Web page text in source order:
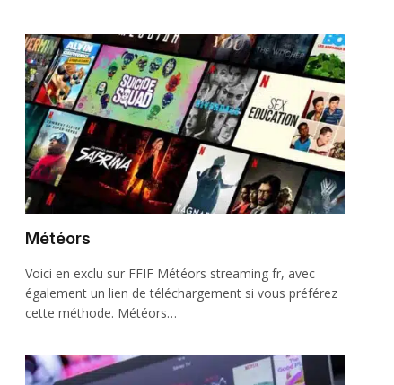
Météors
Voici en exclu sur FFIF Météors streaming fr, avec
également un lien de téléchargement si vous préférez
cette méthode. Météors…